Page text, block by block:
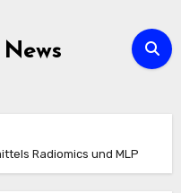
Radiomics und MLP